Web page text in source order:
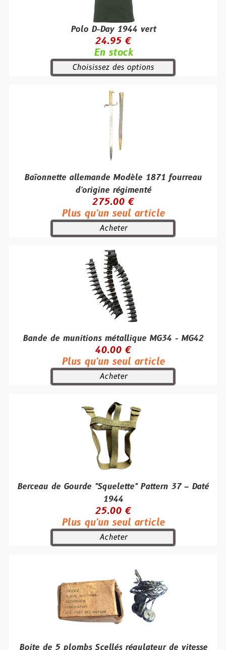
Polo D-Day 1944 vert
24.95 €
En stock
Choisissez des options
Baïonnette allemande Modèle 1871 fourreau
d'origine régimenté
275.00 €
Plus qu'un seul article
Acheter
Bande de munitions métallique MG34 - MG42
40.00 €
Plus qu'un seul article
Acheter
Berceau de Gourde "Squelette" Pattern 37 – Daté
1944
25.00 €
Plus qu'un seul article
Acheter
Boite de 5 plombs Scellés régulateur de vitesse